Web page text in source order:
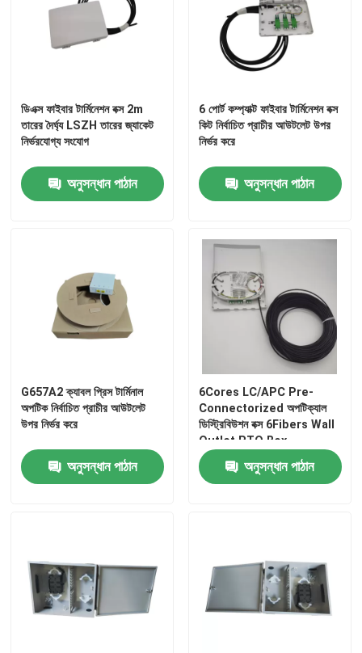
পণ্য
ডিএক্স ফাইবার টার্মিনেশন বক্স 2m
তারের দৈর্ঘ্য LSZH তারের জ্যাকেট
নির্ভরযোগ্য সংযোগ
অনুসন্ধান পাঠান
6 পোর্ট কম্প্যাক্ট ফাইবার টার্মিনেশন বক্স
কিট নির্বাচিত প্রাচীর আউটলেট উপর
নির্ভর করে
অনুসন্ধান পাঠান
G657A2 ক্যাবল প্রিস টার্মিনাল
অপটিক নির্বাচিত প্রাচীর আউটলেট
উপর নির্ভর করে
অনুসন্ধান পাঠান
6Cores LC/APC Pre-
Connectorized অপটিক্যাল
ডিস্ট্রিবিউশন বক্স 6Fibers Wall
Outlet PTO Box
অনুসন্ধান পাঠান